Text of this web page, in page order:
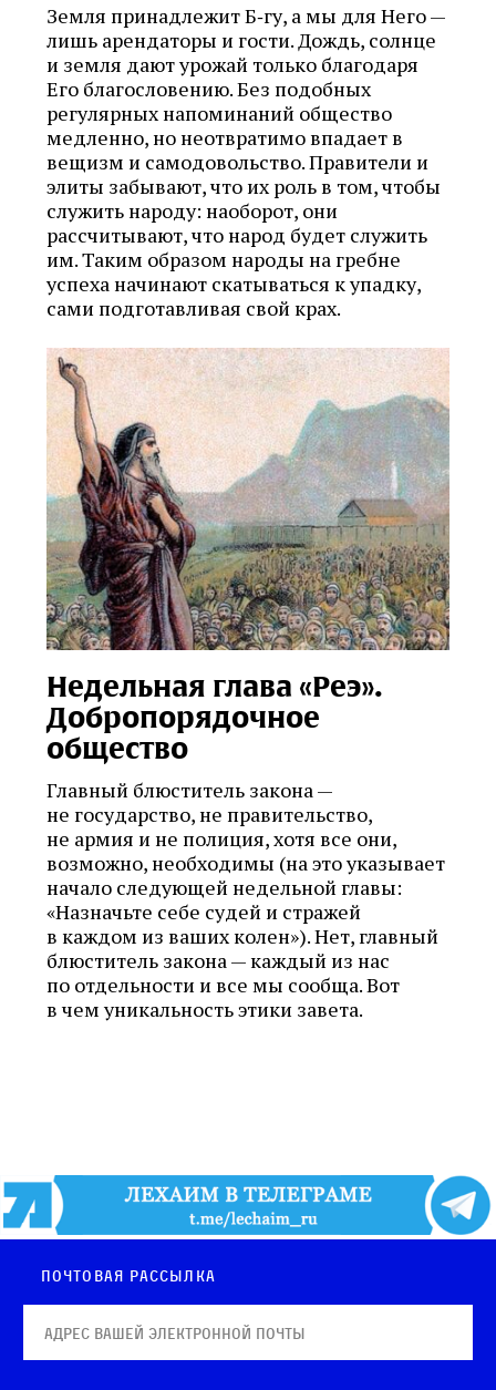
Земля принадлежит Б‑гу, а мы для Него —
лишь арендаторы и гости. Дождь, солнце
и земля дают урожай только благодаря
Его благословению. Без подобных
регулярных напоминаний общество
медленно, но неотвратимо впадает в
вещизм и самодовольство. Правители и
элиты забывают, что их роль в том, чтобы
служить народу: наоборот, они
рассчитывают, что народ будет служить
им. Таким образом народы на гребне
успеха начинают скатываться к упадку,
сами подготавливая свой крах.
Недельная глава «Реэ».
Добропорядочное
общество
Главный блюститель закона —
не государство, не правительство,
не армия и не полиция, хотя все они,
возможно, необходимы (на это указывает
начало следующей недельной главы:
«Назначьте себе судей и стражей
в каждом из ваших колен»). Нет, главный
блюститель закона — каждый из нас
по отдельности и все мы сообща. Вот
в чем уникальность этики завета.
Почтовая рассылка